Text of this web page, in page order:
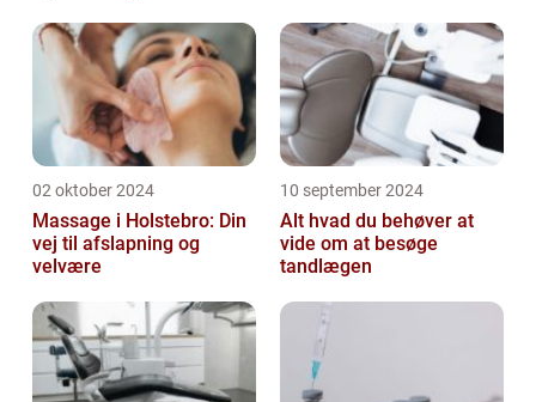
02 oktober 2024
Massage i Holstebro: Din
vej til afslapning og
velvære
10 september 2024
Alt hvad du behøver at
vide om at besøge
tandlægen